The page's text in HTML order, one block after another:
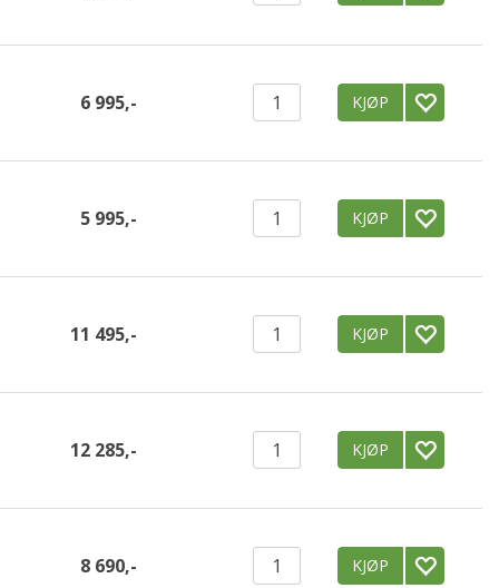
6 995,- KJØP
5 995,- KJØP
11 495,- KJØP
12 285,- KJØP
8 690,- KJØP